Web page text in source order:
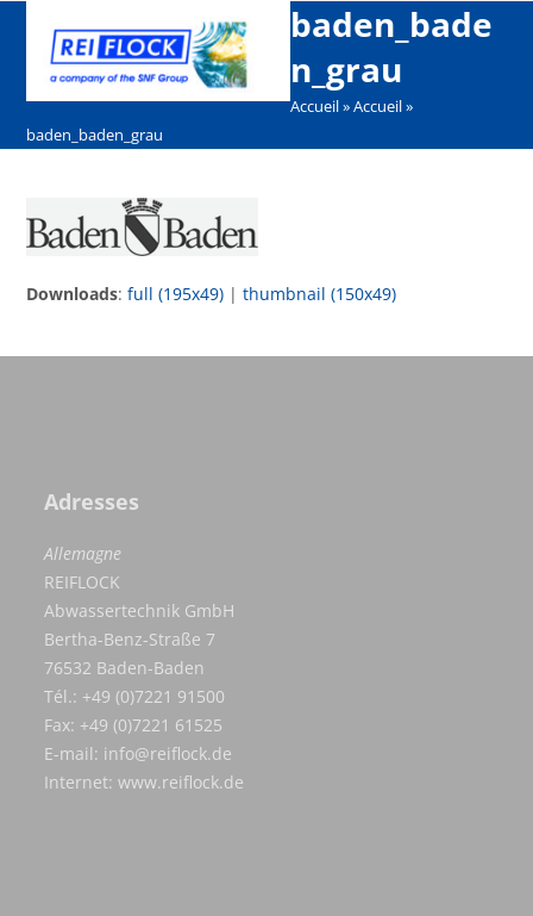
content
Open
mobile
menu
Close
mobile
menu
baden_bade
n_grau
Accueil»Accueil»
baden_baden_grau
Downloads:full (195x49) |thumbnail (150x49)
Adresses
Allemagne
REIFLOCK
Abwassertechnik GmbH
Bertha-Benz-Straße 7
76532 Baden-Baden
Tél.: +49 (0)7221 91500
Fax: +49 (0)7221 61525
E-mail: info@reiflock.de
Internet:www.reiflock.de